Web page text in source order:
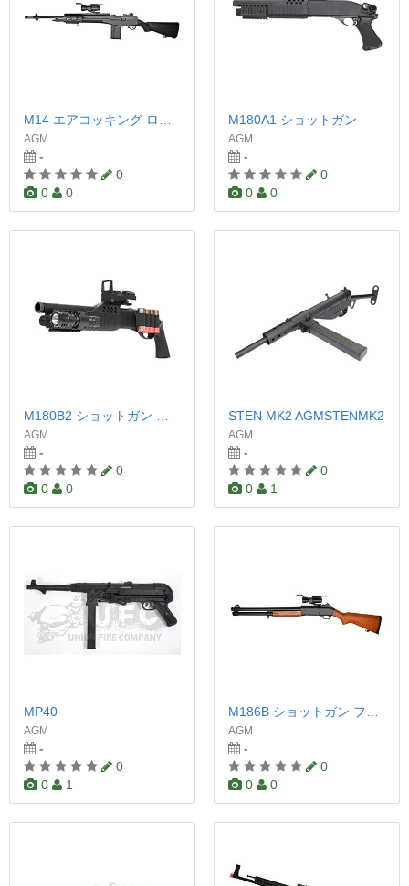
M14 エアコッキング ロング
AGM
-
0
0
0
M180A1 ショットガン
AGM
-
0
0
0
M180B2 ショットガン ピストルグリップ
AGM
-
0
0
0
STEN MK2 AGMSTENMK2
AGM
-
0
0
1
MP40
AGM
-
0
0
1
M186B ショットガン フェイクウッドストック
AGM
-
0
0
0